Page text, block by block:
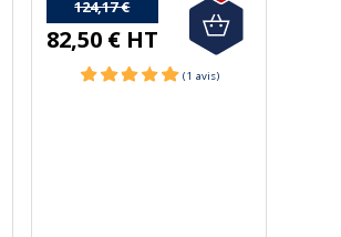
124,17 €
82,50 € HT